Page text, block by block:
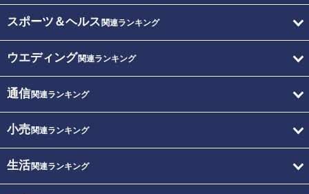
スポーツ＆ヘルス 関連ランキング
ウエディング関連ランキング
通信関連ランキング
小売関連ランキング
生活関連ランキング